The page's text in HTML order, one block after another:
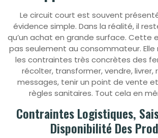
Le circuit court est souvent
évidence simple. Dans la réalité, il
qu’un achat en grande surface. Cette
pas seulement au consommateur. Elle
les contraintes très concrètes des
récolter, transformer, vendre, livrer,
messages, tenir un point de vente
règles sanitaires. Tout cela en
Contraintes Logistiques,
Disponibilité Des